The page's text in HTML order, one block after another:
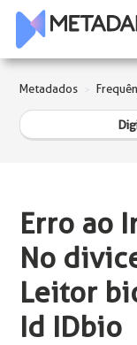
Metadados
Erro ao
No
Leitor
Id IDbio